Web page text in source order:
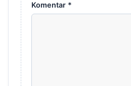
Komentar *